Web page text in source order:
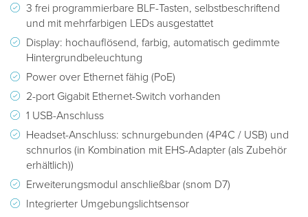
3 frei programmierbare BLF-Tasten, selbstbeschriftend
und mit mehrfarbigen LEDs ausgestattet
Display: hochauflösend, farbig, automatisch gedimmte
Hintergrundbeleuchtung
Power over Ethernet fähig (PoE)
2-port Gigabit Ethernet-Switch vorhanden
1 USB-Anschluss
Headset-Anschluss: schnurgebunden (4P4C / USB) und
schnurlos (in Kombination mit EHS-Adapter (als Zubehör
erhältlich))
Erweiterungsmodul anschließbar (snom D7)
Integrierter Umgebungslichtsensor